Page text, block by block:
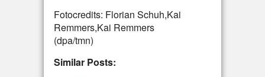
Fotocredits: Florian Schuh,Kai
Remmers,Kai Remmers
(dpa/tmn)
Similar Posts: